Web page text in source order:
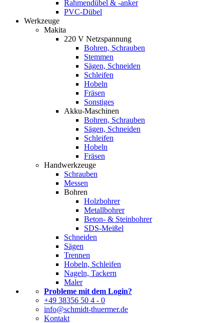
Rahmendübel & -anker
PVC-Dübel
Werkzeuge
Makita
220 V Netzspannung
Bohren, Schrauben
Stemmen
Sägen, Schneiden
Schleifen
Hobeln
Fräsen
Sonstiges
Akku-Maschinen
Bohren, Schrauben
Sägen, Schneiden
Schleifen
Hobeln
Fräsen
Handwerkzeuge
Schrauben
Messen
Bohren
Holzbohrer
Metallbohrer
Beton- & Steinbohrer
SDS-Meißel
Schneiden
Sägen
Trennen
Hobeln, Schleifen
Nageln, Tackern
Maler
Probleme mit dem Login?
+49 38356 50 4 - 0
info@schmidt-thuermer.de
Kontakt